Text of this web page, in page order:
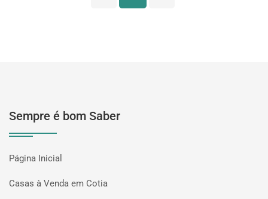
Sempre é bom Saber
Página Inicial
Casas à Venda em Cotia